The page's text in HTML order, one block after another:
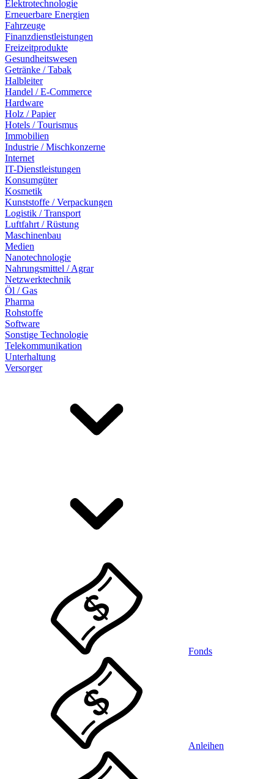
Elektrotechnologie
Erneuerbare Energien
Fahrzeuge
Finanzdienstleistungen
Freizeitprodukte
Gesundheitswesen
Getränke / Tabak
Halbleiter
Handel / E-Commerce
Hardware
Holz / Papier
Hotels / Tourismus
Immobilien
Industrie / Mischkonzerne
Internet
IT-Dienstleistungen
Konsumgüter
Kosmetik
Kunststoffe / Verpackungen
Logistik / Transport
Luftfahrt / Rüstung
Maschinenbau
Medien
Nanotechnologie
Nahrungsmittel / Agrar
Netzwerktechnik
Öl / Gas
Pharma
Rohstoffe
Software
Sonstige Technologie
Telekommunikation
Unterhaltung
Versorger
Fonds
Anleihen